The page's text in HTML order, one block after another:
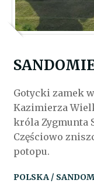
Gotycki zamek
Kazimierza
króla Zygmunta
Częściowo
potopu.
POLSKA /